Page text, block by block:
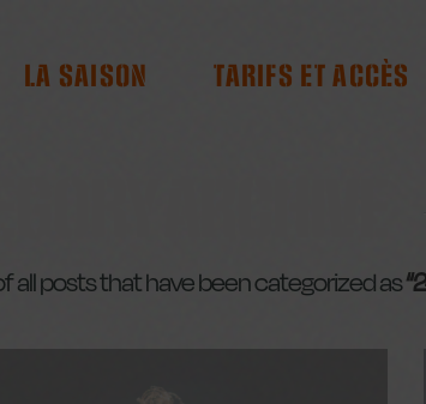
LA SAISON TARIFS ET ACCÈS
all posts that have been categorized as